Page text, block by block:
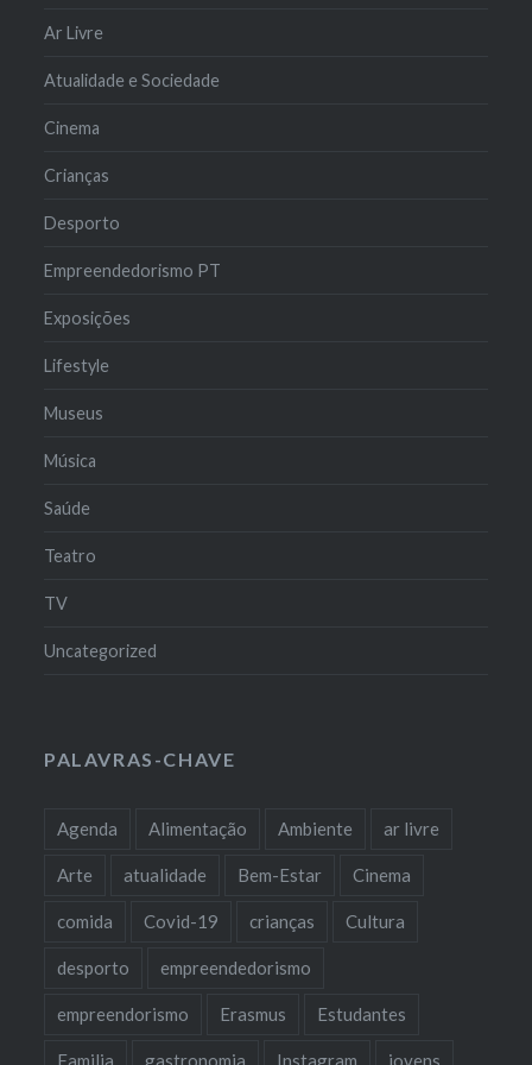
Ar Livre
Atualidade e Sociedade
Cinema
Crianças
Desporto
Empreendedorismo PT
Exposições
Lifestyle
Museus
Música
Saúde
Teatro
TV
Uncategorized
PALAVRAS-CHAVE
Agenda Alimentação Ambiente ar livre
Arte atualidade Bem-Estar Cinema
comida Covid-19 crianças Cultura
desporto empreendedorismo
empreendorismo Erasmus Estudantes
Familia gastronomia Instagram jovens